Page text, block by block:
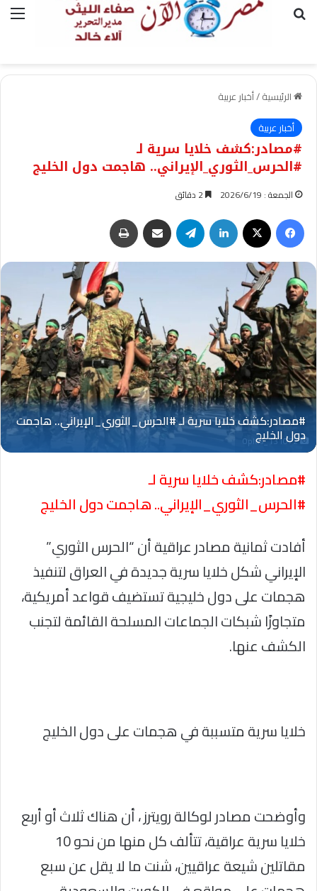
بحث عن
الرئيسية/أخبار عربية
أخبار عربية
#مصادر:كشف خلايا سرية لـ
#الحرس_الثوري_الإيراني.. هاجمت دول الخليج
الجمعة : 2026/6/19
فيسبوك لينكدإن تيلقرام مشاركة عبر البريد
Oplus_131072
#مصادر:كشف خلايا سرية لـ
#الحرس_الثوري_الإيراني.. هاجمت دول الخليج
أفادت ثمانية مصادر عراقية أن “الحرس الثوري”
الإيراني شكل خلايا سرية جديدة في العراق لتنفيذ
هجمات على دول خليجية تستضيف قواعد أمريكية،
متجاوزًا شبكات الجماعات المسلحة القائمة لتجنب
الكشف عنها.
خلايا سرية متسببة في هجمات على دول الخليج
وأوضحت مصادر لوكالة رويترز ، أن هناك ثلاث أو أربع
خلايا سرية عراقية، تتألف كل منها من نحو 10
مقاتلين شيعة عراقيين، شنت ما لا يقل عن سبع